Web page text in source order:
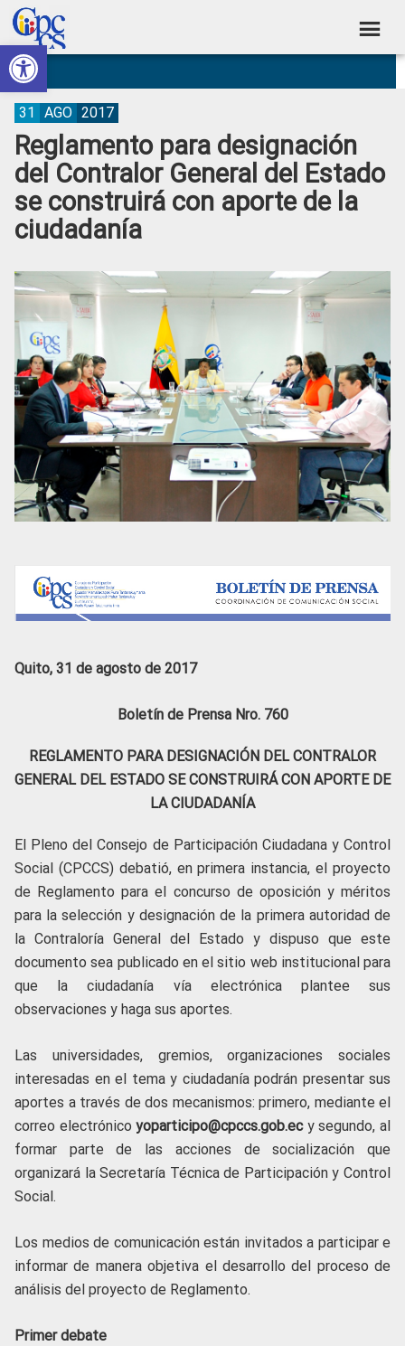
Abrir barra de herramientas
Skip
to
primary
navigation
Skip
to
main
content
Skip
to
primary
sidebar
Skip
to
footer
Consejo
de
Participación
Ciudadana
Control
Social
Construyendo
Poder
Ciudadano
Reglamento para designación
del Contralor General del Estado
se construirá con aporte de la
ciudadanía
31 AGO 2017
Quito, 31 de agosto de 2017
Boletín de Prensa Nro. 760
REGLAMENTO PARA DESIGNACIÓN DEL CONTRALOR
GENERAL DEL ESTADO SE CONSTRUIRÁ CON APORTE DE
LA CIUDADANÍA
El Pleno del Consejo de Participación Ciudadana y Control
Social (CPCCS) debatió, en primera instancia, el proyecto
de Reglamento para el concurso de oposición y méritos
para la selección y designación de la primera autoridad de
la Contraloría General del Estado y dispuso que este
documento sea publicado en el sitio web institucional para
que la ciudadanía vía electrónica plantee sus
observaciones y haga sus aportes.
Las universidades, gremios, organizaciones sociales
interesadas en el tema y ciudadanía podrán presentar sus
aportes a través de dos mecanismos: primero, mediante el
correo electrónicoyoparticipo@cpccs.gob.ecy segundo, al
formar parte de las acciones de socialización que
organizará la Secretaría Técnica de Participación y Control
Social.
Los medios de comunicación están invitados a participar e
informar de manera objetiva el desarrollo del proceso de
análisis del proyecto de Reglamento.
Primer debate